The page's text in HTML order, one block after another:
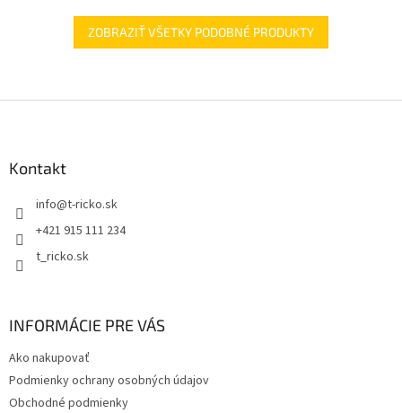
ZOBRAZIŤ VŠETKY PODOBNÉ PRODUKTY
Kontakt
info@t-ricko.sk
+421 915 111 234
t_ricko.sk
INFORMÁCIE PRE VÁS
Ako nakupovať
Podmienky ochrany osobných údajov
Obchodné podmienky